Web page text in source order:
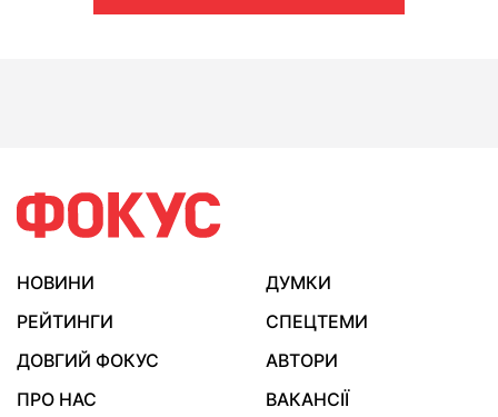
НОВИНИ
ДУМКИ
РЕЙТИНГИ
СПЕЦТЕМИ
ДОВГИЙ ФОКУС
АВТОРИ
ПРО НАС
ВАКАНСІЇ